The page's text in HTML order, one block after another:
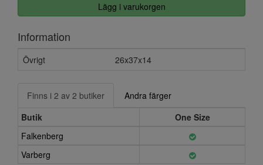
Lägg i varukorgen
Information
Övrigt 26x37x14
Finns i 2 av 2 butiker
Andra färger
Butik
One Size
Falkenberg
Varberg